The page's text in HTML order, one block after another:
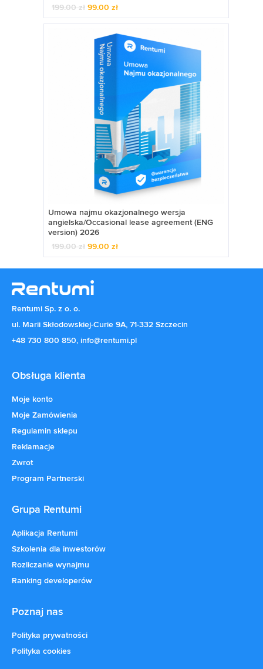
199.00zł
cena
199.00 zł.
99.00 zł
cena
Umowa najmu okazjonalnego wersja
angielska/Occasional lease agreement (ENG
version) 2026
199.00zł
cena
wynosiła:
99.00 zł
cena
wynosi:
Rentumi Sp. z o. o.
ul. Marii Skłodowskiej-Curie 9A, 71-332 Szczecin
+48 730 800 850, info@rentumi.pl
Obsługa klienta
Moje konto
Moje Zamówienia
Regulamin sklepu
Reklamacje
Zwrot
Program Partnerski
Grupa Rentumi
Aplikacja Rentumi
Szkolenia dla inwestorów
Rozliczanie wynajmu
Ranking developerów
Poznaj nas
Polityka prywatności
Polityka cookies